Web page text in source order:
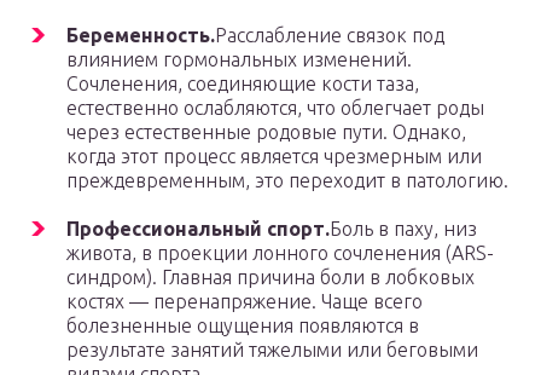
Беременность.Расслабление связок под
влиянием гормональных изменений.
Сочленения, соединяющие кости таза,
естественно ослабляются, что облегчает роды
через естественные родовые пути. Однако,
когда этот процесс является чрезмерным или
преждевременным, это переходит в патологию.
Профессиональный спорт.Боль в паху, низ
живота, в проекции лонного сочленения (ARS-
синдром). Главная причина боли в лобковых
костях — перенапряжение. Чаще всего
болезненные ощущения появляются в
результате занятий тяжелыми или беговыми